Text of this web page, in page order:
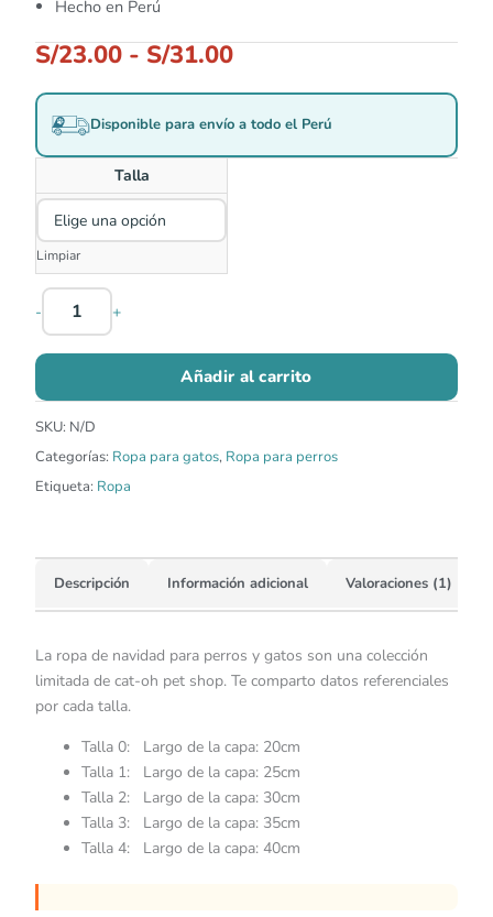
Hecho en Perú
S/23.00 - S/31.00
Disponible para envío a todo el Perú
Talla
Limpiar
- +
Añadir al carrito
SKU: N/D
Categorías: Ropa para gatos, Ropa para perros
Etiqueta: Ropa
Descripción Información adicional Valoraciones (1)
La ropa de navidad para perros y gatos son una colección
limitada de cat-oh pet shop. Te comparto datos referenciales
por cada talla.
Talla 0: Largo de la capa: 20cm
Talla 1: Largo de la capa: 25cm
Talla 2: Largo de la capa: 30cm
Talla 3: Largo de la capa: 35cm
Talla 4: Largo de la capa: 40cm